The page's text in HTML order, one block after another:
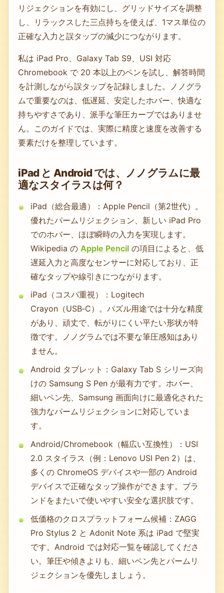
リジェクションを有効にし、グリッドサイズを調整
し、リラックスした三点持ちを使えば、1マス単位の
正確な入力と誤タップの減少につながります。
私は iPad Pro、Galaxy Tab S9、USI 対応
Chromebook で 20 本以上のペンを試し、解答時間
を計測しながら誤タップを記録しました。ノノグラ
ムで重要なのは、低遅延、安定したホバー、快適な
持ちやすさであり、派手な筆圧カーブではありませ
ん。このガイドでは、実際に精度と速度を改善する
要素だけを整理しています。
iPad と Android では、ノノグラムに最
適なスタイラスは何？
iPad（総合最適）：Apple Pencil（第2世代）。
優れたパームリジェクション、新しい iPad Pro
でのホバー、ほぼ瞬時の入力を実現します。
Wikipedia の Apple Pencilの項目によると、低
遅延入力と高度なセンサーに対応しており、正
確なタップや線引きにつながります。
iPad（コスパ重視）：Logitech
Crayon（USB‑C）。パズル用途では十分な精度
があり、頑丈で、転がりにくい平たい形状が特
徴です。ノノグラムでは不要な筆圧感知はあり
ません。
Android タブレット：Galaxy Tab S シリーズ向
けの Samsung S Pen が最有力です。ホバー、
細いペン先、Samsung 画面向けに最適化された
強力なパームリジェクションに対応していま
す。
Android/Chromebook（幅広い互換性）：USI
2.0 スタイラス（例：Lenovo USI Pen 2）は、
多くの ChromeOS デバイスや一部の Android
デバイスで正確なタップ操作ができます。ブラ
ンドをまたいで使いやすい安全な選択肢です。
低価格のクロスプラットフォーム候補：ZAGG
Pro Stylus 2 と Adonit Note 系は iPad で堅実
です。Android では対応一覧を確認してくださ
い。筆圧や傾きよりも、細いペン先とパームリ
ジェクションを優先しましょう。